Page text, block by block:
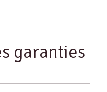
garanties